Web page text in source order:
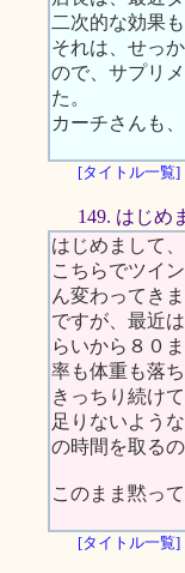
二次的な効果
それは、せっ
ので、サプリ
た。
カーチさんも
[タイトル一覧]
149. はじめ
はじめまして
こちらでツイ
ん変わってきま
ですが、最近
らいから８０
率も体重も落
きっちり続け
足りないよう
の時間を取る
このまま黙っ
[タイトル一覧]